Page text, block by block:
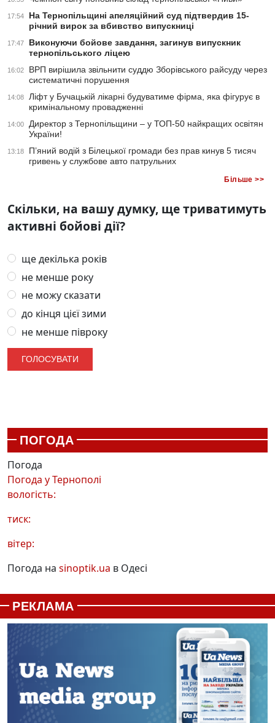
17:54
На Тернопільщині апеляційний суд підтвердив 15-
річний вирок за вбивство випускниці
17:47
Виконуючи бойове завдання, загинув випускник
тернопільського ліцею
16:02
ВРП вирішила звільнити суддю Зборівського райсуду через
систематичні порушення
14:08
Ліфт у Бучацькій лікарні будуватиме фірма, яка фігурує в
кримінальному провадженні
14:00
Директор з Тернопільщини – у ТОП-50 найкращих освітян
України!
13:18
П’яний водій з Білецької громади без прав кинув 5 тисяч
гривень у службове авто патрульних
Більше >>
Скільки, на вашу думку, ще триватимуть
активні бойові дії?
ще декілька років
не менше року
не можу сказати
до кінця цієї зими
не менше півроку
ПОГОДА
Погода
Погода уТернополі
вологість:
тиск:
вітер:
Погода на sinoptik.ua в Одесі
РЕКЛАМА